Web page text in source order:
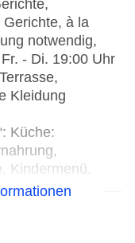
à la
notwendig,
- Di. 19:00 Uhr
Kleidung
Küche:
Kindermenü,